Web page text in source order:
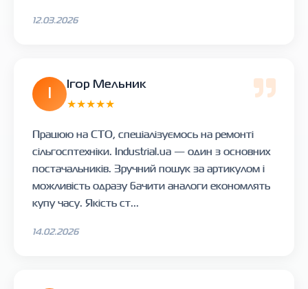
12.03.2026
Ігор Мельник
★★★★★
Працюю на СТО, спеціалізуємось на ремонті
сільгосптехніки. Industrial.ua — один з основних
постачальників. Зручний пошук за артикулом і
можливість одразу бачити аналоги економлять
купу часу. Якість ст...
14.02.2026